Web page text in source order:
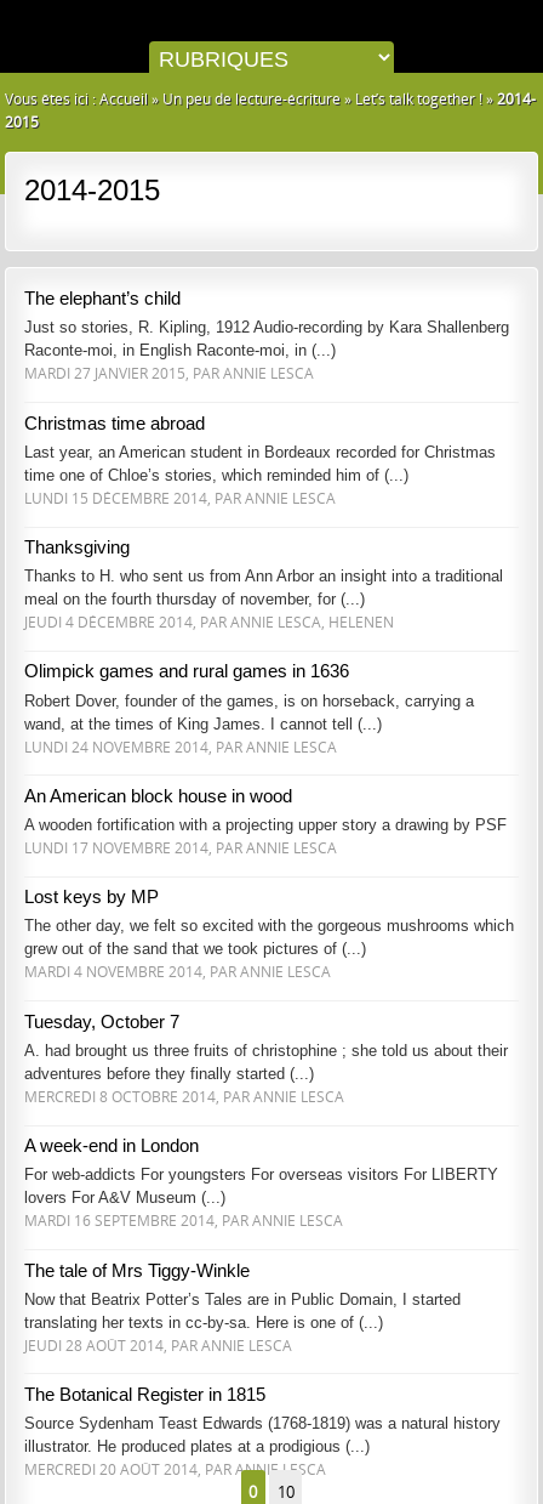
Vous êtes ici :Accueil » Un peu de lecture-écriture » Let’s talk together ! »2014-
2015
2014-2015
The elephant’s child
Just so stories, R. Kipling, 1912 Audio-recording by Kara Shallenberg
Raconte-moi, in English Raconte-moi, in (...)
MARDI 27 JANVIER 2015, PAR ANNIE LESCA
Christmas time abroad
Last year, an American student in Bordeaux recorded for Christmas
time one of Chloe’s stories, which reminded him of (...)
LUNDI 15 DÉCEMBRE 2014, PAR ANNIE LESCA
Thanksgiving
Thanks to H. who sent us from Ann Arbor an insight into a traditional
meal on the fourth thursday of november, for (...)
JEUDI 4 DÉCEMBRE 2014, PAR ANNIE LESCA, HELENEN
Olimpick games and rural games in 1636
Robert Dover, founder of the games, is on horseback, carrying a
wand, at the times of King James. I cannot tell (...)
LUNDI 24 NOVEMBRE 2014, PAR ANNIE LESCA
An American block house in wood
A wooden fortification with a projecting upper story a drawing by PSF
LUNDI 17 NOVEMBRE 2014, PAR ANNIE LESCA
Lost keys by MP
The other day, we felt so excited with the gorgeous mushrooms which
grew out of the sand that we took pictures of (...)
MARDI 4 NOVEMBRE 2014, PAR ANNIE LESCA
Tuesday, October 7
A. had brought us three fruits of christophine ; she told us about their
adventures before they finally started (...)
MERCREDI 8 OCTOBRE 2014, PAR ANNIE LESCA
A week-end in London
For web-addicts For youngsters For overseas visitors For LIBERTY
lovers For A&V Museum (...)
MARDI 16 SEPTEMBRE 2014, PAR ANNIE LESCA
The tale of Mrs Tiggy-Winkle
Now that Beatrix Potter’s Tales are in Public Domain, I started
translating her texts in cc-by-sa. Here is one of (...)
JEUDI 28 AOÛT 2014, PAR ANNIE LESCA
The Botanical Register in 1815
Source Sydenham Teast Edwards (1768-1819) was a natural history
illustrator. He produced plates at a prodigious (...)
MERCREDI 20 AOÛT 2014, PAR ANNIE LESCA
0 10